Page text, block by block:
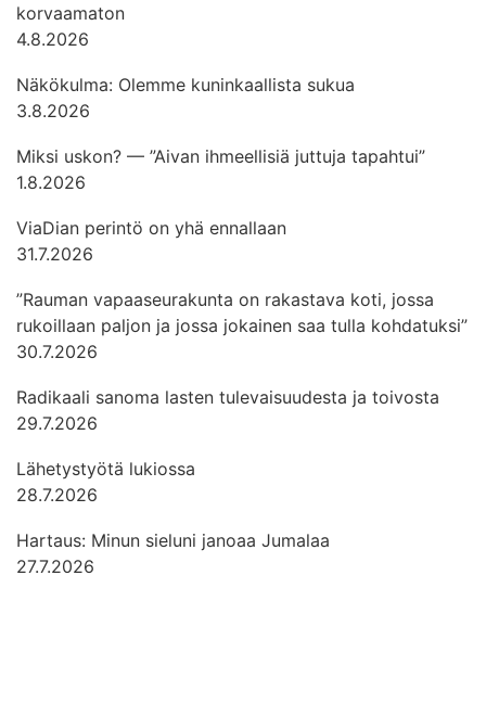
korvaamaton
4.8.2026
Näkökulma: Olemme kuninkaallista sukua
3.8.2026
Miksi uskon? — ”Aivan ihmeellisiä juttuja tapahtui”
1.8.2026
ViaDian perintö on yhä ennallaan
31.7.2026
”Rauman vapaaseurakunta on rakastava koti, jossa
rukoillaan paljon ja jossa jokainen saa tulla kohdatuksi”
30.7.2026
Radikaali sanoma lasten tulevaisuudesta ja toivosta
29.7.2026
Lähetystyötä lukiossa
28.7.2026
Hartaus: Minun sieluni janoaa Jumalaa
27.7.2026